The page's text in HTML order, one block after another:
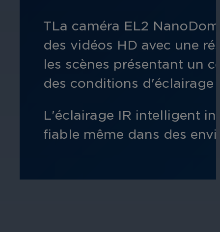
TLa caméra EL2
des vidéos HD avec une
les scènes présentant un
des conditions d'éclairage
L'éclairage IR intelligent
fiable même dans des